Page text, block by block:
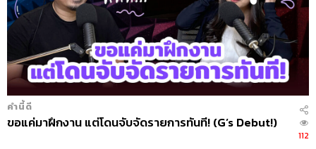
คำนี้ดี
ขอแค่มาฝึกงาน แต่โดนจับจัดรายการทันที! (G’s Debut!)
112